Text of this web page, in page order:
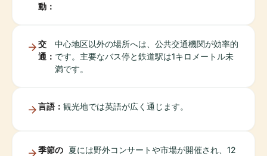
動：
交
通：
中心地区以外の場所へは、公共交通機関が効率的
です。主要なバス停と鉄道駅は1キロメートル未
満です。
言語： 観光地では英語が広く通じます。
季節の 夏には野外コンサートや市場が開催され、12